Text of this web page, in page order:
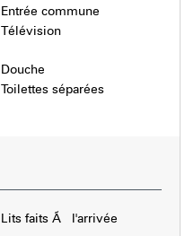
Entrée commune
Télévision
Douche
Toilettes séparées
Lits faits Ã l'arrivée